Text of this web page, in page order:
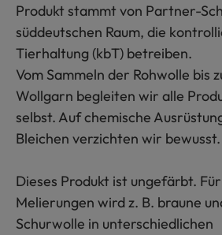
Produkt stammt von Partner-
süddeutschen Raum, die
Tierhaltung (kbT) betreiben.
Vom Sammeln der Rohwolle bis
Wollgarn begleiten wir alle
selbst. Auf chemische
Bleichen verzichten wir bewusst.
Dieses Produkt ist ungefärbt.
Melierungen wird z. B. braune
Schurwolle in unterschiedlichen